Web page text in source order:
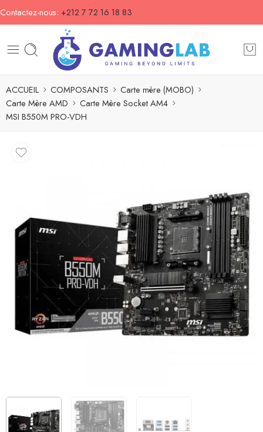
Contactez-nous: +212 7 72 16 18 83
ACCUEIL COMPOSANTS
Carte mère (MOBO)
Carte Mère AMD
Carte Mère Socket AM4
MSI B550M PRO-VDH